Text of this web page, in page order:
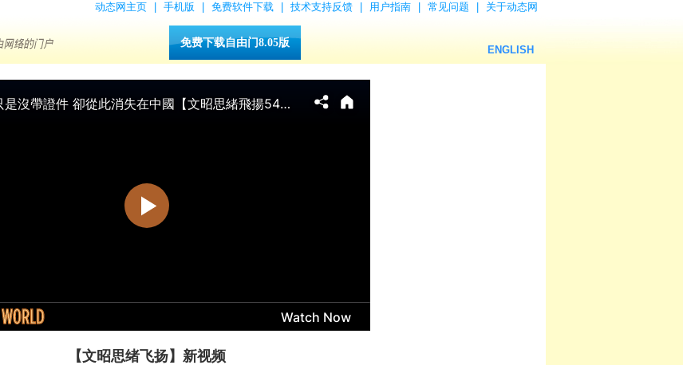
动态网主页 手机版 免费软件下载 技术支持反馈 用户指南 常见问题 关于动态网
免费下载自由门8.05版
ENGLISH
【文昭思绪飞扬】新视频